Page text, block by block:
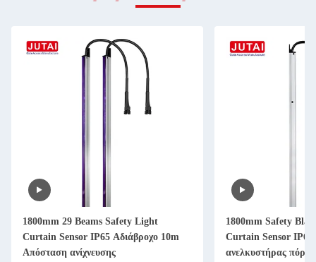
1800mm 29 Beams Safety Light
Curtain Sensor IP65 Αδιάβροχο 10m
Απόσταση ανίχνευσης
1800mm Safety
Curtain Sensor IP65
ανελκυστήρας